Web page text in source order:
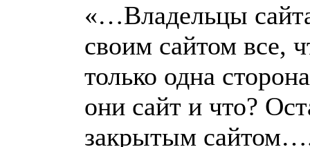
«…Владельцы
своим сайтом все,
только одна
они сайт и что?
закрытым